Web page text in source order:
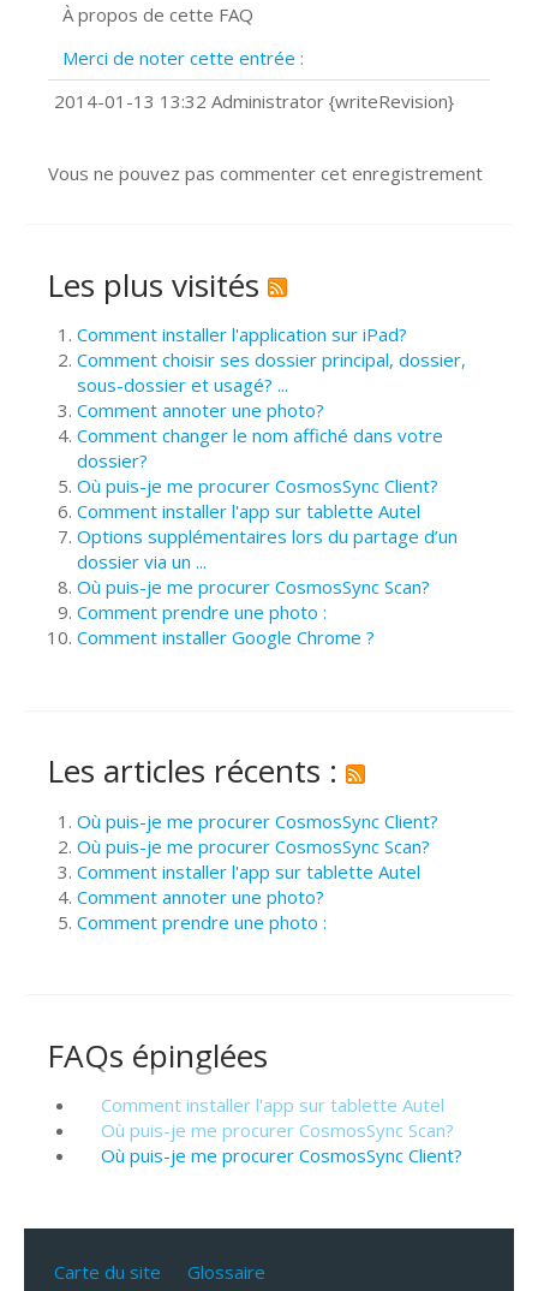
Prise de vue 360°
?
Comment installer Google Chrome ?
À propos de cette FAQ
Merci de noter cette entrée :
2014-01-13 13:32 Administrator {writeRevision}
Vous ne pouvez pas commenter cet enregistrement
Les plus visités
Comment installer l'application sur iPad?
Comment choisir ses dossier principal, dossier,
sous-dossier et usagé? ...
Comment annoter une photo?
Comment changer le nom affiché dans votre
dossier?
Où puis-je me procurer CosmosSync Client?
Comment installer l'app sur tablette Autel
Options supplémentaires lors du partage d’un
dossier via un ...
Où puis-je me procurer CosmosSync Scan?
Comment prendre une photo :
Comment installer Google Chrome ?
Les articles récents :
Où puis-je me procurer CosmosSync Client?
Où puis-je me procurer CosmosSync Scan?
Comment installer l'app sur tablette Autel
Comment annoter une photo?
Comment prendre une photo :
FAQs épinglées
Comment installer l'app sur tablette Autel
Où puis-je me procurer CosmosSync Scan?
Où puis-je me procurer CosmosSync Client?
Carte du site Glossaire